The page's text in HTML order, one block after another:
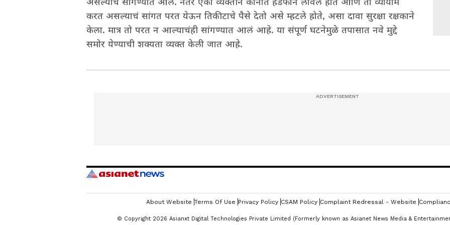
करत असल्याचं सांगत परत येऊन तिकीटाचे पैसे देतो असे म्हटले होते, असा दावा सुरक्षा रक्षकाने
केला. मात्र तो परत न आल्याचंही सांगण्यात आलं आहे. या संपूर्ण घटनेमुळे तपासात नवे मुद्दे
समोर येण्याची शक्यता व्यक्त केली जात आहे.
About Website Terms Of Use Privacy Policy CSAM Policy Complaint Redressal - Website
© Copyright 2026 Asianxt Digital Technologies Private Limited (Formerly known as Asianet News Media &